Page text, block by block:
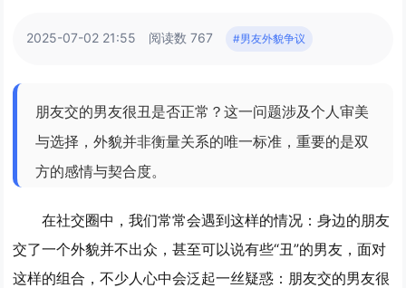
2025-07-02 21:55 阅读数 767 #男友外貌争议
朋友交的男友很丑是否正常？这一问题涉及个人审美
与选择，外貌并非衡量关系的唯一标准，重要的是双
方的感情与契合度。
在社交圈中，我们常常会遇到这样的情况：身边的朋友
交了一个外貌并不出众，甚至可以说有些“丑”的男友，面对
这样的组合，不少人心中会泛起一丝疑惑：朋友交的男友很